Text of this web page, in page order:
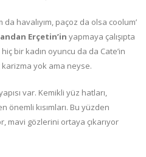
da havalıyım, paçoz da olsa coolum’
Erçetin’in yapmaya çalışıpta
bir kadın oyuncu da da Cate’in
karizma yok ama neyse.
var. Kemikli yüz hatları,
kısımları. Bu yüzden
mavi gözlerini ortaya çıkarıyor